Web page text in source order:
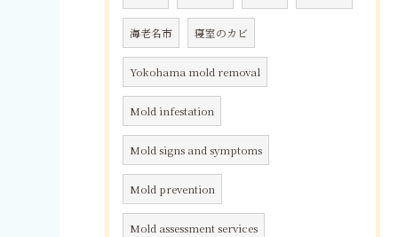
海老名市 寝室のカビ
Yokohama mold removal
Mold infestation
Mold signs and symptoms
Mold prevention
Mold assessment services